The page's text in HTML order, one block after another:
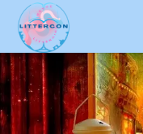
LITTERcon